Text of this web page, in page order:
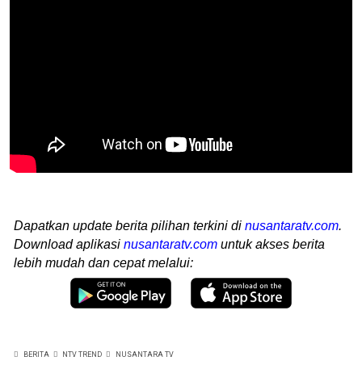
Dapatkan update berita pilihan terkini di nusantaratv.com.
Download aplikasi nusantaratv.com untuk akses berita
lebih mudah dan cepat melalui:
BERITA NTV TREND NUSANTARA TV